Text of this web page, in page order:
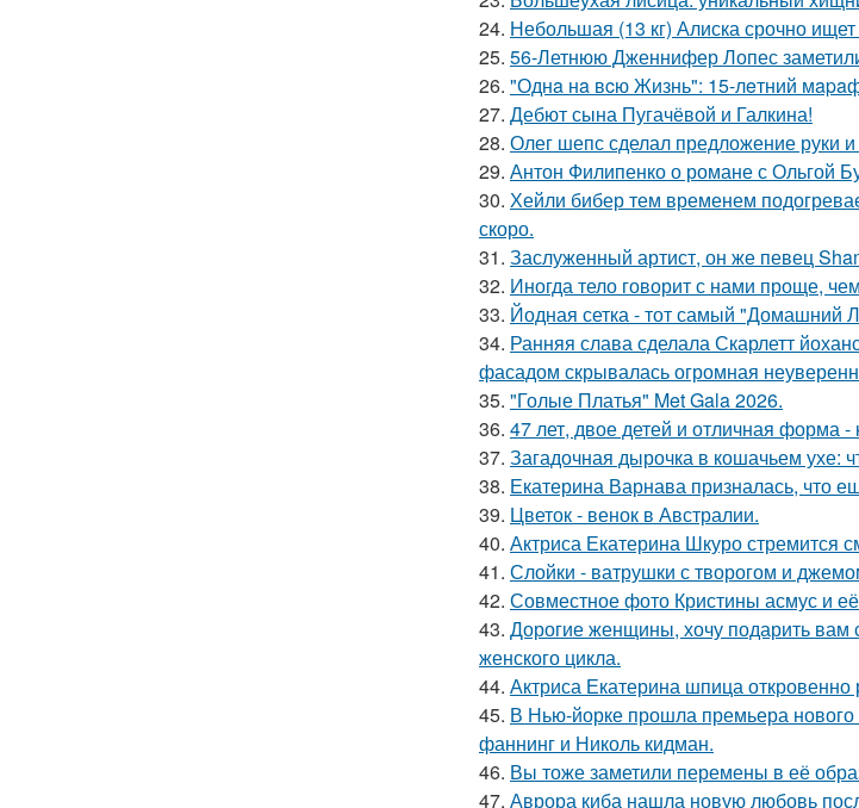
24. Небольшая (13 кг) Алиска срочно
25. 56-Летнюю Дженнифер Лопес
26. "Однa нa вcю Жизнь": 15-лeтний
27. Дебют сына Пугачёвой и Галкина!
28. Олег шепс сделал предложение руки
29. Антон Филипенко о романе с Ольгой
30. Хейли бибер тем временем
скоро.
31. Заслуженный артист, он же певец
32. Иногда тело говорит с нами проще,
33. Йодная сетка - тот самый "Домашний
34. Ранняя слава сделала Скарлетт
фасадом скрывалась огромная
35. "Голые Платья" Met Gala 2026.
36. 47 лет, двое детей и отличная форма -
37. Загадочная дырочка в кошачьем ухе:
38. Екатерина Варнава призналась, что
39. Цветок - венок в Австралии.
40. Актриса Екатерина Шкуро стремится
41. Слойки - ватрушки с творогом и
42. Совместное фото Кристины асмус и
43. Дорогие женщины, хочу подарить вам
женского цикла.
44. Актриса Екатерина шпица откровенно
45. В Нью-йорке прошла премьера
фаннинг и Николь кидман.
46. Вы тоже заметили перемены в её
47. Аврора киба нашла новую любовь